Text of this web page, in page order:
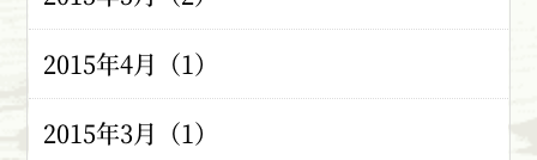
2015年4月（1）
2015年3月（1）